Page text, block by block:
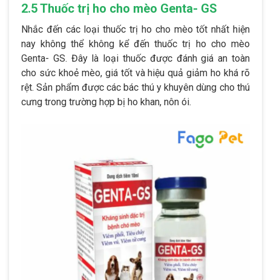
2.5 Thuốc trị ho cho mèo Genta- GS
Nhắc đến các loại thuốc trị ho cho mèo tốt nhất hiện
nay không thể không kể đến thuốc trị ho cho mèo
Genta- GS. Đây là loại thuốc được đánh giá an toàn
cho sức khoẻ mèo, giá tốt và hiệu quả giảm ho khá rõ
rệt. Sản phẩm được các bác thú y khuyên dùng cho thú
cưng trong trường hợp bị ho khan, nôn ói.